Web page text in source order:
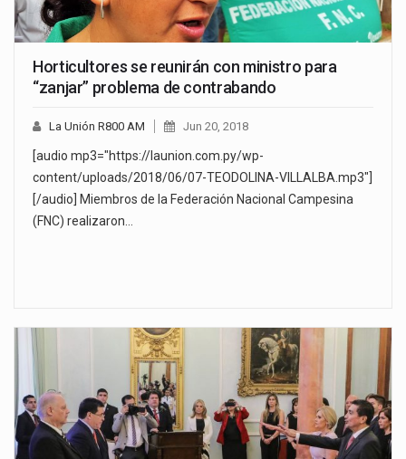
Horticultores se reunirán con ministro para
“zanjar” problema de contrabando
La Unión R800 AM Jun 20, 2018
[audio mp3="https://launion.com.py/wp-
content/uploads/2018/06/07-TEODOLINA-VILLALBA.mp3"]
[/audio] Miembros de la Federación Nacional Campesina
(FNC) realizaron…